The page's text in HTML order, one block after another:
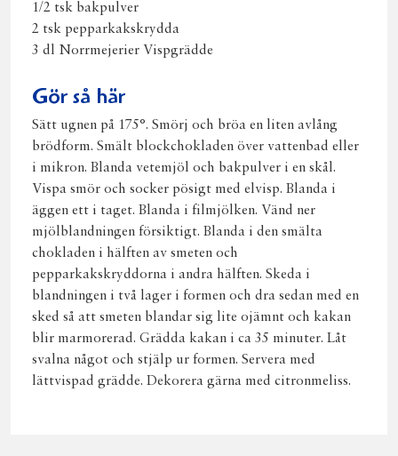
1/2 tsk bakpulver
2 tsk pepparkakskrydda
3 dl Norrmejerier Vispgrädde
Gör så här
Sätt ugnen på 175°. Smörj och bröa en liten avlång
brödform. Smält blockchokladen över vattenbad eller
i mikron. Blanda vetemjöl och bakpulver i en skål.
Vispa smör och socker pösigt med elvisp. Blanda i
äggen ett i taget. Blanda i filmjölken. Vänd ner
mjölblandningen försiktigt. Blanda i den smälta
chokladen i hälften av smeten och
pepparkakskryddorna i andra hälften. Skeda i
blandningen i två lager i formen och dra sedan med en
sked så att smeten blandar sig lite ojämnt och kakan
blir marmorerad. Grädda kakan i ca 35 minuter. Låt
svalna något och stjälp ur formen. Servera med
lättvispad grädde. Dekorera gärna med citronmeliss.